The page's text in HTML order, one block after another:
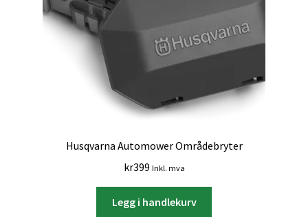
Husqvarna Automower Områdebryter
kr399 Inkl. mva
Legg i handlekurv